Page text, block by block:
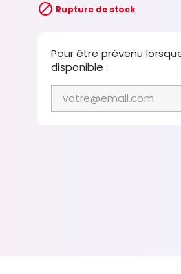
 Rupture de stock
Pour être prévenu
disponible :